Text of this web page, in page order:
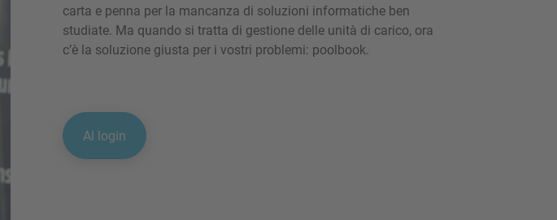
carta e penna per la mancanza di soluzioni informatiche ben
studiate. Ma quando si tratta di gestione delle unità di carico, ora
c’è la soluzione giusta per i vostri problemi: poolbook.
Al login